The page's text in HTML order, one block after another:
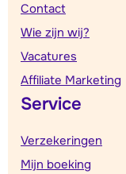
Contact
Wie zijn wij?
Vacatures
Affiliate Marketing
Service
Verzekeringen
Mijn boeking